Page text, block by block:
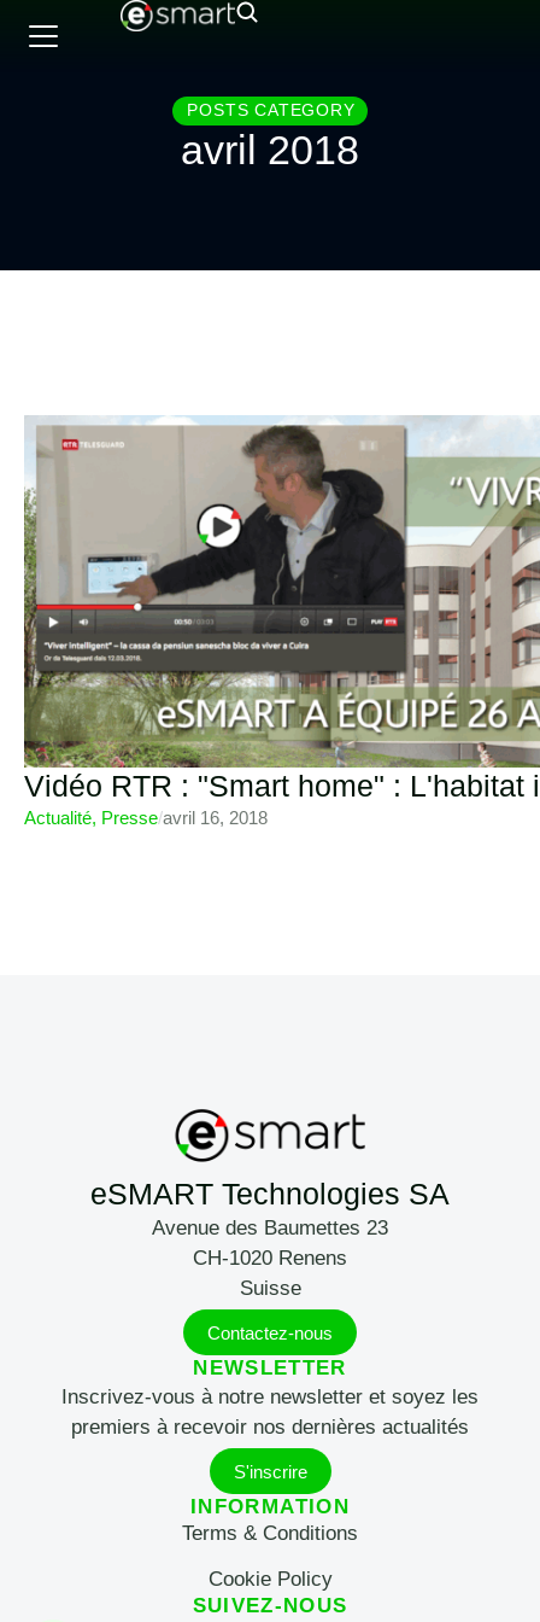
POSTS CATEGORY
avril 2018
Vidéo RTR : "Smart home" : L'habitat
Actualité, Presse/avril 16, 2018
eSMART Technologies SA
Avenue des Baumettes 23
CH-1020 Renens
Suisse
Contactez-nous
NEWSLETTER
Inscrivez-vous à notre newsletter et soyez les
premiers à recevoir nos dernières actualités
S'inscrire
INFORMATION
Terms & Conditions
Cookie Policy
SUIVEZ-NOUS